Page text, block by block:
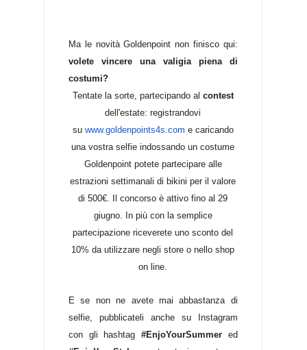
Ma le novità Goldenpoint non finisco qui:
volete vincere una valigia piena di
costumi?
Tentate la sorte, partecipando al contest
dell'estate: registrandovi
su www.goldenpoints4s.com e caricando
una vostra selfie indossando un costume
Goldenpoint potete partecipare alle
estrazioni settimanali di bikini per il valore
di 500€. Il concorso è attivo fino al 29
giugno. In più con la semplice
partecipazione riceverete uno sconto del
10% da utilizzare negli store o nello shop
on line.
E se non ne avete mai abbastanza di
selfie, pubblicateli anche su Instagram
con gli hashtag#EnjoYourSummer ed